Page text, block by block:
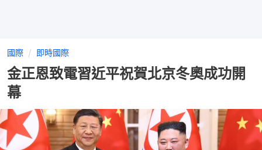
國際 即時國際
金正恩致電習近平祝賀北京冬奧成功開
幕